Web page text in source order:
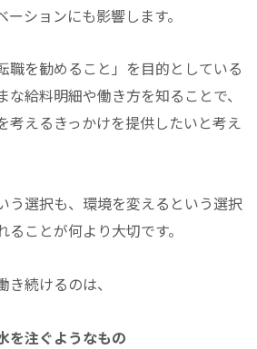
ションにも影響します。
職を勧めること」を目的としている
給料明細や働き方を知ることで、
考えるきっかけを提供したいと考え
う選択も、環境を変えるという選択
ことが何より大切です。
続けるのは、
を注ぐようなもの